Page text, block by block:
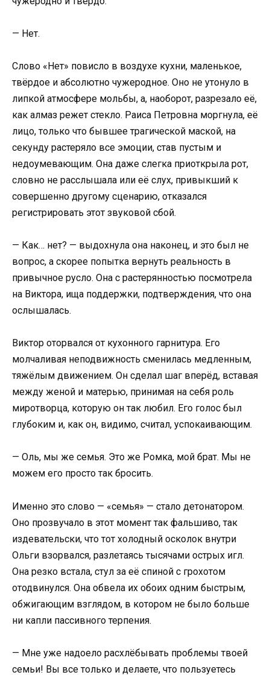
— Нет.
Слово «Нет» повисло в воздухе кухни, маленькое,
твёрдое и абсолютно чужеродное. Оно не утонуло в
липкой атмосфере мольбы, а, наоборот, разрезало её,
как алмаз режет стекло. Раиса Петровна моргнула, её
лицо, только что бывшее трагической маской, на
секунду растеряло все эмоции, став пустым и
недоумевающим. Она даже слегка приоткрыла рот,
словно не расслышала или её слух, привыкший к
совершенно другому сценарию, отказался
регистрировать этот звуковой сбой.
— Как… нет? — выдохнула она наконец, и это был не
вопрос, а скорее попытка вернуть реальность в
привычное русло. Она с растерянностью посмотрела
на Виктора, ища поддержки, подтверждения, что она
ослышалась.
Виктор оторвался от кухонного гарнитура. Его
молчаливая неподвижность сменилась медленным,
тяжёлым движением. Он сделал шаг вперёд, вставая
между женой и матерью, принимая на себя роль
миротворца, которую он так любил. Его голос был
глубоким и, как он, видимо, считал, успокаивающим.
— Оль, мы же семья. Это же Ромка, мой брат. Мы не
можем его просто так бросить.
Именно это слово — «семья» — стало детонатором.
Оно прозвучало в этот момент так фальшиво, так
издевательски, что тот холодный осколок внутри
Ольги взорвался, разлетаясь тысячами острых игл.
Она резко встала, стул за её спиной с грохотом
отодвинулся. Она обвела их обоих одним быстрым,
обжигающим взглядом, в котором не было больше
ни капли пассивного терпения.
— Мне уже надоело расхлёбывать проблемы твоей
семьи! Вы все только и делаете, что пользуетесь